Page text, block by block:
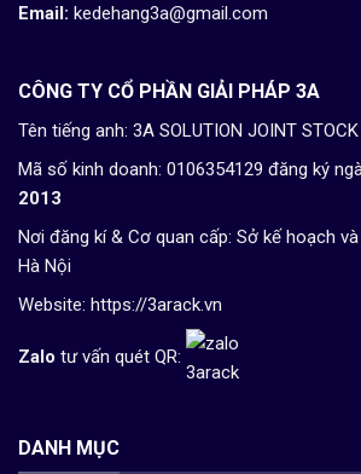
Email: kedehang3a@gmail.com
CÔNG TY CỔ PHẦN GIẢI PHÁP 3A
Tên tiếng anh: 3A SOLUTION JOINT
Mã số kinh doanh: 0106354129 đăng ký
2013
Nơi đăng kí & Cơ quan cấp: Sở kế hoạch
Hà Nội
Website: https://3arack.vn
Zalo tư vấn quét QR:
DANH MỤC